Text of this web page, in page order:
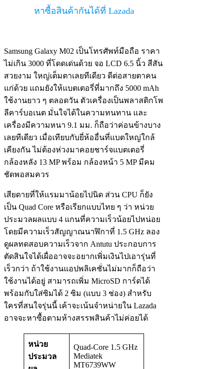
หาซื้อสินค้ากันได้ที่ Lazada
Samsung Galaxy M02 เป็นโทรศัพท์มือถือ ราคา
ไม่เกิน 3000 ที่โดดเด่นด้วย จอ LCD 6.5 นิ้ว สีสัน
สวยงาม ใหญ่เต็มตาเลยทีเดียว ดีต่อสายตาคน
แก่ด้วย แถมยังให้แบตเตอรี่ที่มากถึง 5000 mAh
ใช้งานยาว ๆ ตลอดวัน ตัวเครื่องเป็นพลาสติกโพ
ลีคาร์บอเนต มั่นใจได้ในความทนทาน และ
เครื่องมีความหนา 9.1 มม. ก็ถือว่าค่อนข้างบาง
เลยทีเดียว เมื่อเทียบกับยี่ห้ออื่นที่แบตใหญ่ใกล้
เคียงกัน ไม่ต้องห่วงมาคอยชาร์จแบตเตอรี่
กล้องหลัง 13 MP พร้อม กล้องหน้า 5 MP มีคม
ชัดพอสมควร
เสียดายที่ให้แรมมาน้อยไปนิด ส่วน CPU ก็ยัง
เป็น Quad Core หรือเรียกแบบไทย ๆ ว่า หน่วย
ประมวลผลแบบ 4 แกนที่ความเร็วน้อยไปหน่อย
โดยมีความเร็วสัญญาณนาฬิกาที่ 1.5 GHz ลอง
ดูผลทดสอบความเร็วจาก Antutu ประกอบการ
ตัดสินใจได้เผื่ออาจจะอยากเพิ่มเงินไปเอารุ่นที่
เร็วกว่า ถ้าใช้งานแอปพลิเคชั่นไม่มากก็ถือว่า
ใช้งานได้อยู่ สามารถเพิ่ม MicroSD การ์ดได้
พร้อมกับใส่ซิมได้ 2 ซิม (แบบ 3 ช่อง) สำหรับ
ใครที่สนใจรุ่นนี้ เค้าจะเน้นจำหน่ายใน Lazada
อาจจะหาซื้อตามห้างสรรพสินค้าไม่ค่อยได้
หน่วย
ประมวล
Quad-Core 1.5 GHz
Mediatek
MT6739WW